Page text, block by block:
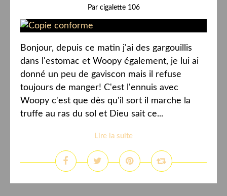
Par cigalette 106
Bonjour, depuis ce matin j'ai des gargouillis
dans l'estomac et Woopy également, je lui ai
donné un peu de gaviscon mais il refuse
toujours de manger! C'est l'ennuis avec
Woopy c'est que dès qu'il sort il marche la
truffe au ras du sol et Dieu sait ce...
Lire la suite